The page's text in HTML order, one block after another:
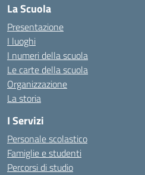
La Scuola
Presentazione
I luoghi
I numeri della scuola
Le carte della scuola
Organizzazione
La storia
I Servizi
Personale scolastico
Famiglie e studenti
Percorsi di studio